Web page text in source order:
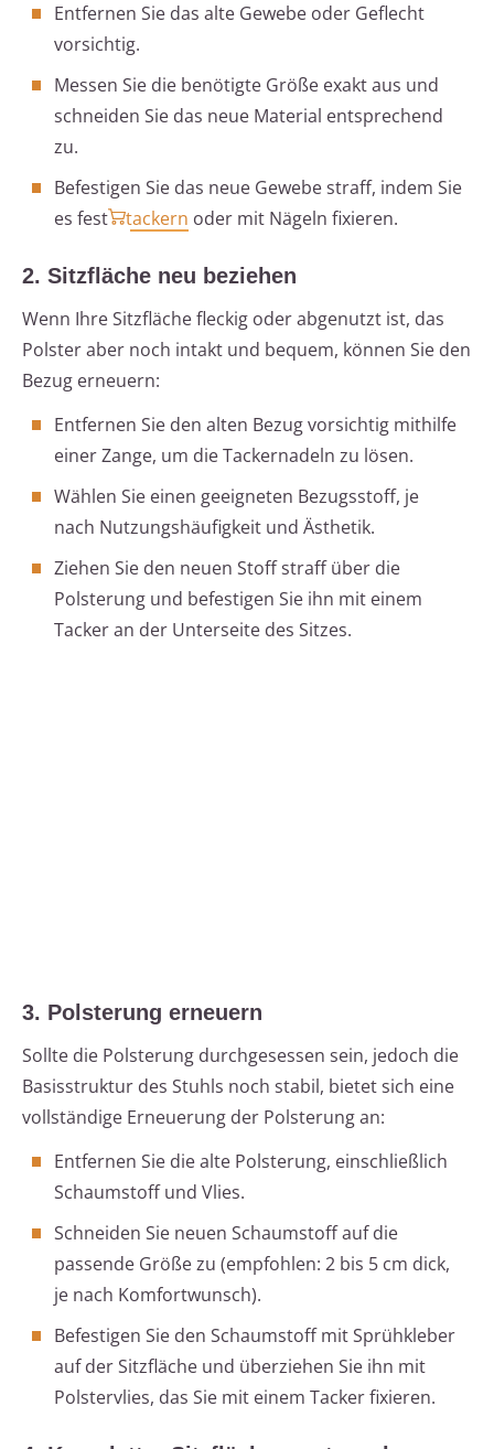
Entfernen Sie das alte Gewebe oder Geflecht
vorsichtig.
Messen Sie die benötigte Größe exakt aus und
schneiden Sie das neue Material entsprechend
zu.
Befestigen Sie das neue Gewebe straff, indem Sie
es fest
tackern oder mit Nägeln fixieren.
2. Sitzfläche neu beziehen
Wenn Ihre Sitzfläche fleckig oder abgenutzt ist, das
Polster aber noch intakt und bequem, können Sie den
Bezug erneuern:
Entfernen Sie den alten Bezug vorsichtig mithilfe
einer Zange, um die Tackernadeln zu lösen.
Wählen Sie einen geeigneten Bezugsstoff, je
nach Nutzungshäufigkeit und Ästhetik.
Ziehen Sie den neuen Stoff straff über die
Polsterung und befestigen Sie ihn mit einem
Tacker an der Unterseite des Sitzes.
3. Polsterung erneuern
Sollte die Polsterung durchgesessen sein, jedoch die
Basisstruktur des Stuhls noch stabil, bietet sich eine
vollständige Erneuerung der Polsterung an:
Entfernen Sie die alte Polsterung, einschließlich
Schaumstoff und Vlies.
Schneiden Sie neuen Schaumstoff auf die
passende Größe zu (empfohlen: 2 bis 5 cm dick,
je nach Komfortwunsch).
Befestigen Sie den Schaumstoff mit Sprühkleber
auf der Sitzfläche und überziehen Sie ihn mit
Polstervlies, das Sie mit einem Tacker fixieren.